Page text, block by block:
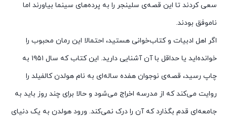
سعی کردند تا این قصه‌ی سلینجر را به پرده‌های سینما بیاورند اما
ناموفق بودند.
اگر اهل ادبیات و کتاب‌خوانی هستید، احتمالا این رمان محبوب را
خوانده‌اید یا حداقل با آن آشنایی دارید. این کتاب که سال ۱۹۵۱ به
چاپ رسید، قصه‌ی نوجوان هفده ساله‌‌ای به نام هولدن کالفیلد را
روایت می‌کند که از مدرسه اخراج می‌شود و حالا برای چند روز باید به
جامعه‌ای قدم بگذارد که آن را درک نمی‌کند. ورود هولدن به یک دنیای